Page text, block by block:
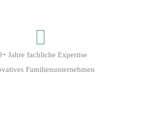
Jahre fachliche Expertise
Familienunternehmen